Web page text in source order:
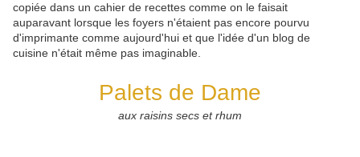
copiée dans un cahier de recettes comme on le faisait
auparavant lorsque les foyers n'étaient pas encore pourvu
d'imprimante comme aujourd'hui et que l'idée d'un blog de
cuisine n'était même pas imaginable.
Palets de Dame
aux raisins secs et rhum